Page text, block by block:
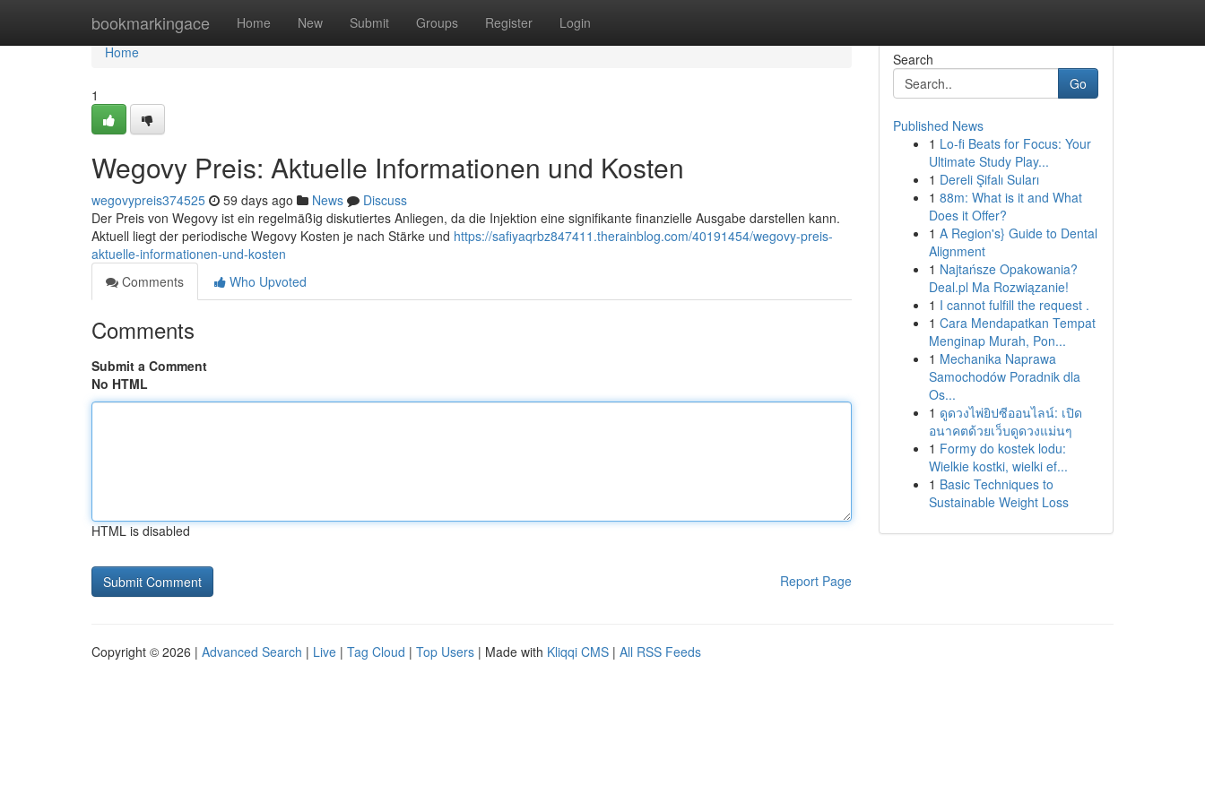
bookmarkingace Home New Submit Groups Register Login
Home
Home
1
Wegovy Preis: Aktuelle Informationen und Kosten
wegovypreis374525 59 days ago News
Discuss
Der Preis von Wegovy ist ein regelmäßig diskutiertes Anliegen, da die Injektion eine signifikante finanzielle Ausgabe darstellen kann.
Aktuell liegt der periodische Wegovy Kosten je nach Stärke und https://safiyaqrbz847411.therainblog.com/40191454/wegovy-preis-
aktuelle-informationen-und-kosten
Comments
Who Upvoted
Comments
Submit a Comment
No HTML
HTML is disabled
Report Page
Search
Go
Published News
1 Lo-fi Beats for Focus: Your
Ultimate Study Play...
1 Dereli Şifalı Suları
1 88m: What is it and What
Does it Offer?
1 A Region's} Guide to Dental
Alignment
1 Najtańsze Opakowania?
Deal.pl Ma Rozwiązanie!
1 I cannot fulfill the request .
1 Cara Mendapatkan Tempat
Menginap Murah, Pon...
1 Mechanika Naprawa
Samochodów Poradnik dla
Os...
1 ดูดวงไพ่ยิปซีออนไลน์: เปิด
อนาคตด้วยเว็บดูดวงแม่นๆ
1 Formy do kostek lodu:
Wielkie kostki, wielki ef...
1 Basic Techniques to
Sustainable Weight Loss
Copyright © 2026 | Advanced Search | Live | Tag Cloud | Top Users | Made with Kliqqi CMS | All RSS Feeds